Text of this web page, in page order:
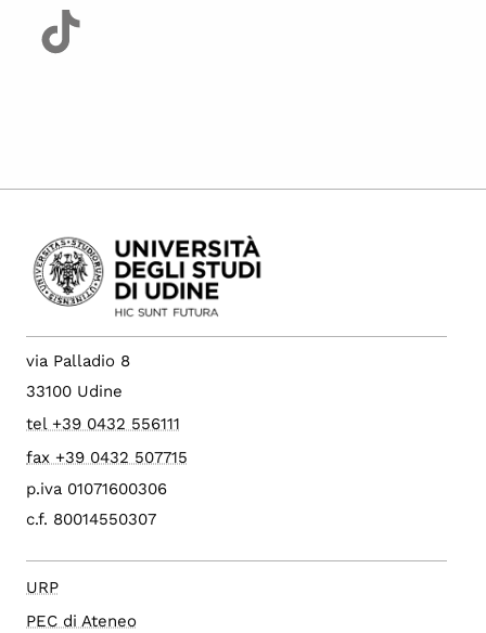
via Palladio 8
33100 Udine
tel +39 0432 556111
fax +39 0432 507715
p.iva 01071600306
c.f. 80014550307
URP
PEC di Ateneo